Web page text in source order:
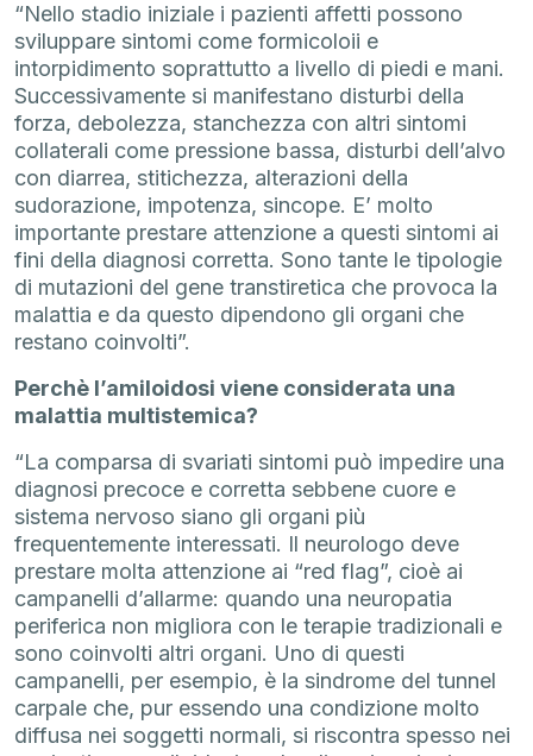
“Nello stadio iniziale i pazienti affetti possono
sviluppare sintomi come formicoloii e
intorpidimento soprattutto a livello di piedi e mani.
Successivamente si manifestano disturbi della
forza, debolezza, stanchezza con altri sintomi
collaterali come pressione bassa, disturbi dell’alvo
con diarrea, stitichezza, alterazioni della
sudorazione, impotenza, sincope. E’ molto
importante prestare attenzione a questi sintomi ai
fini della diagnosi corretta. Sono tante le tipologie
di mutazioni del gene transtiretica che provoca la
malattia e da questo dipendono gli organi che
restano coinvolti”.
Perchè l’amiloidosi viene considerata una
malattia multistemica?
“La comparsa di svariati sintomi può impedire una
diagnosi precoce e corretta sebbene cuore e
sistema nervoso siano gli organi più
frequentemente interessati. Il neurologo deve
prestare molta attenzione ai “red flag”, cioè ai
campanelli d’allarme: quando una neuropatia
periferica non migliora con le terapie tradizionali e
sono coinvolti altri organi. Uno di questi
campanelli, per esempio, è la sindrome del tunnel
carpale che, pur essendo una condizione molto
diffusa nei soggetti normali, si riscontra spesso nei